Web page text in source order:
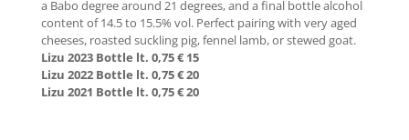
a Babo degree around 21 degrees, and a final bottle alcohol
content of 14.5 to 15.5% vol. Perfect pairing with very aged
cheeses, roasted suckling pig, fennel lamb, or stewed goat.
Lizu 2023 Bottle lt. 0,75 € 15
Lizu 2022 Bottle lt. 0,75 € 20
Lizu 2021 Bottle lt. 0,75 € 20